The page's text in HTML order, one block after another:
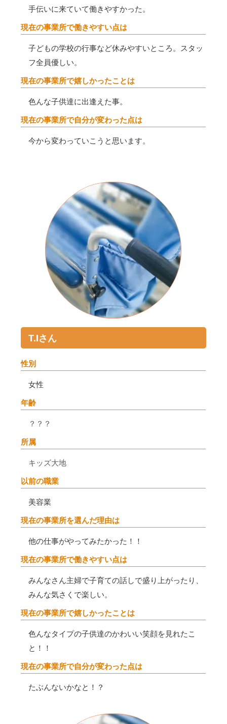
手伝いに来ていて働きやすかった。
現在の事業所で働きやすい点は
子どもの学校の行事など休みやすいところ。スタッ
フ全員優しい。
現在の事業所で嬉しかったことは
色んな子供達に出逢えた事。
現在の事業所で自分が変わった点は
今から変わっていこうと思います。
T.Iさん
性別
女性
年齢
？？？
所属
キッズ大地
以前の職業
美容業
現在の事業所を選んだ理由は
他の仕事がやってみたかった！！
現在の事業所で働きやすい点は
みんなさん主婦で子育ての話しで盛り上がったり、
みんな気さくで楽しい。
現在の事業所で嬉しかったことは
色んなタイプの子供達のかわいい笑顔を見れたこ
と！！
現在の事業所で自分が変わった点は
たぶんないかなと！？